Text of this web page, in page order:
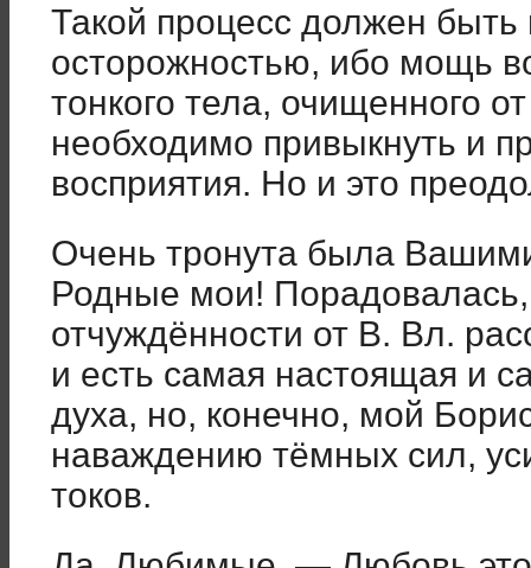
Такой процесс должен
осторожностью, ибо мощь
тонкого тела, очищенного
необходимо привыкнуть и
восприятия. Но и это
Очень тронута была
Родные мои!
отчуждённости от В. Вл.
и есть самая настоящая и
духа, но, конечно, мой
наваждению тёмных сил,
токов.